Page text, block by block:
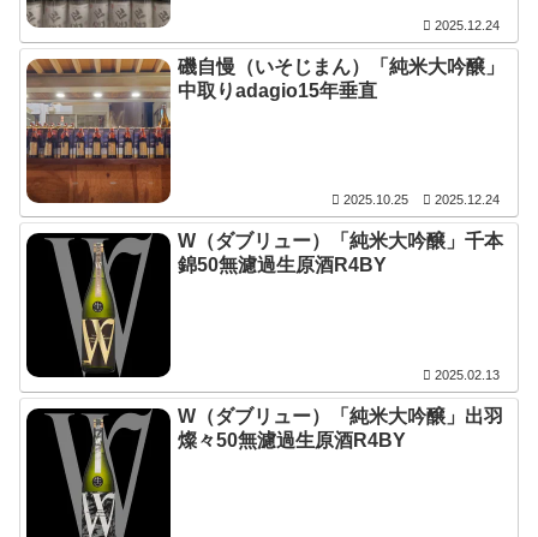
2025.12.24
磯自慢（いそじまん）「純米大吟醸」
中取りadagio15年垂直
2025.10.25 2025.12.24
W（ダブリュー）「純米大吟醸」千本
錦50無濾過生原酒R4BY
2025.02.13
W（ダブリュー）「純米大吟醸」出羽
燦々50無濾過生原酒R4BY